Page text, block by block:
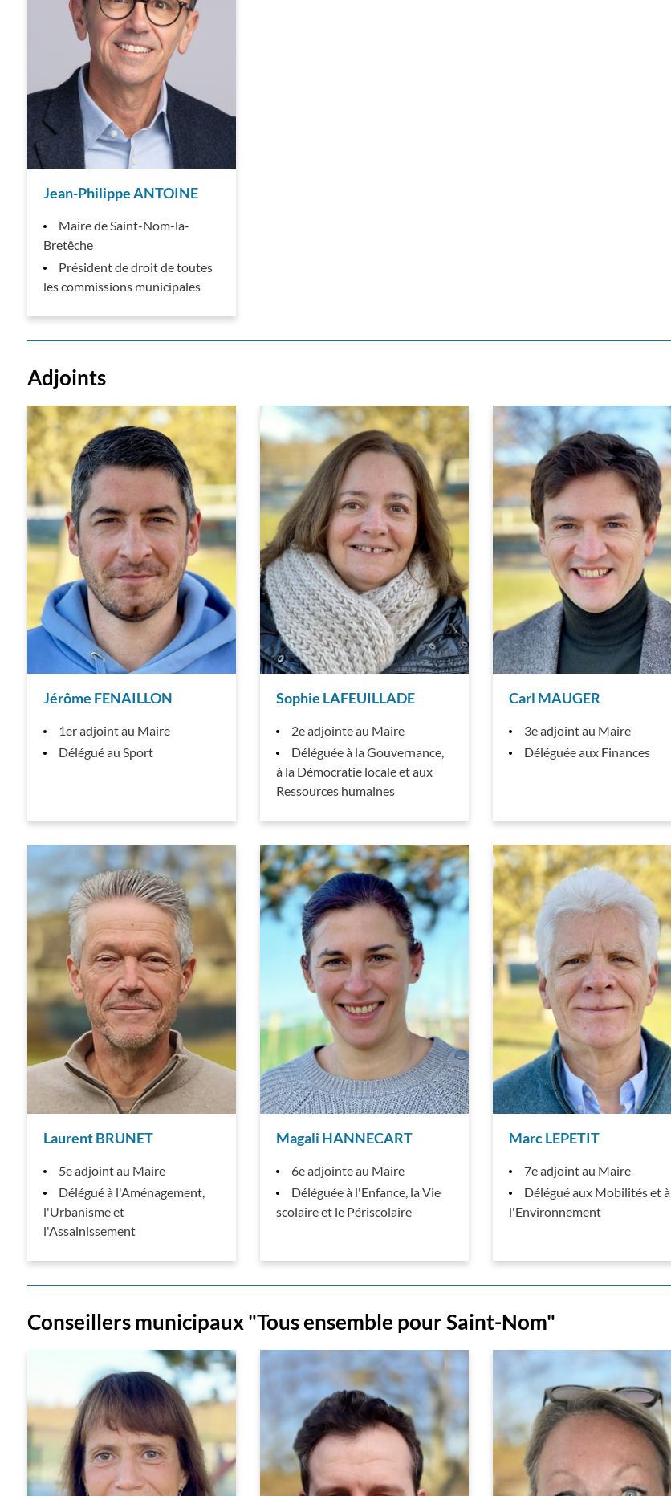
Jean-Philippe ANTOINE
Maire de Saint-Nom-la-
Bretêche
Président de droit de toutes
les commissions municipales
Adjoints
Jérôme FENAILLON
1er adjoint au Maire
Délégué au Sport
Sophie LAFEUILLADE
2e adjointe au Maire
Déléguée à la Gouvernance,
à la Démocratie locale et aux
Ressources humaines
Carl MAUGER
3e adjoint au Maire
Déléguée aux Finances
Laurent BRUNET
5e adjoint au Maire
Délégué à l'Aménagement,
l'Urbanisme et
l'Assainissement
Magali HANNECART
6e adjointe au Maire
Déléguée à l'Enfance, la Vie
scolaire et le Périscolaire
Marc LEPETIT
7e adjoint au Maire
Délégué aux Mobilités et à
l'Environnement
Conseillers municipaux "Tous ensemble pour Saint-Nom"